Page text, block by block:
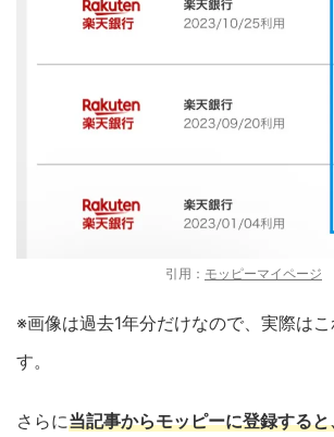
引用： モッピーマイページ
※画像は過去1年分だけなので、実際は
す。
さらに当記事からモッピーに登録する